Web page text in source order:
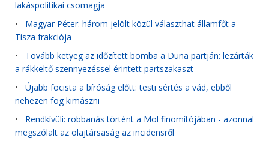
lakáspolitikai csomagja
• Magyar Péter: három jelölt közül választhat államfőt a
Tisza frakciója
• Tovább ketyeg az időzített bomba a Duna partján: lezárták
a rákkeltő szennyezéssel érintett partszakaszt
• Újabb focista a bíróság előtt: testi sértés a vád, ebből
nehezen fog kimászni
• Rendkívüli: robbanás történt a Mol finomítójában - azonnal
megszólalt az olajtársaság az incidensről